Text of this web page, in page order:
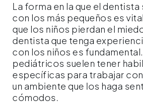
La forma en la que el
con los más pequeños es
que los niños pierdan el
dentista que tenga
con los niños es
pediátricos suelen tener
específicas para trabajar
un ambiente que los haga
cómodos.